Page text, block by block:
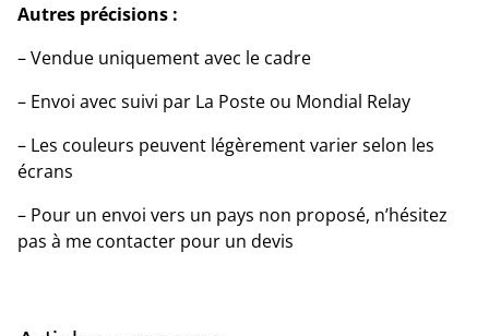
Autres précisions :
– Vendue uniquement avec le cadre
– Envoi avec suivi par La Poste ou Mondial Relay
– Les couleurs peuvent légèrement varier selon les
écrans
– Pour un envoi vers un pays non proposé, n’hésitez
pas à me contacter pour un devis